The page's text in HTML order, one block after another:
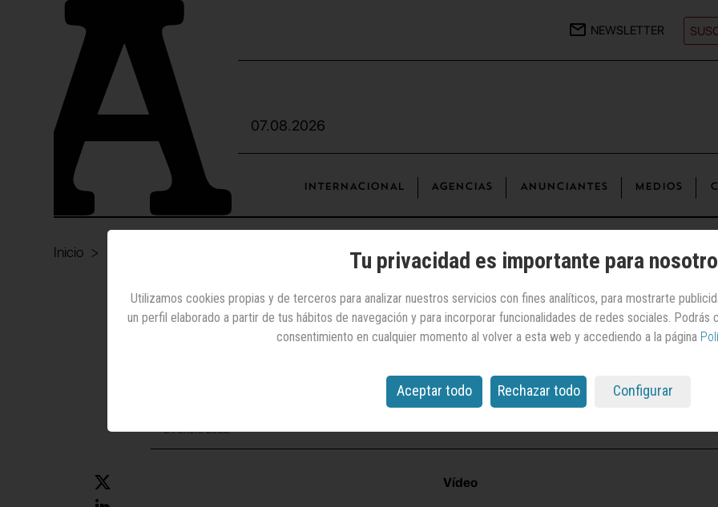
NEWSLETTER
07.08.2026
INTERNACIONAL AGENCIAS ANUNCIANTES MEDIOS
Inicio
Internet | Perfumería, cosmética e higiene
Yuyo Calm
24 enero 2022
Vídeo
Tu privacidad es importante para
Utilizamos cookies propias y de terceros para analizar nuestros servicios con fines analíticos, para mostrarte
un perfil elaborado a partir de tus hábitos de navegación y para incorporar funcionalidades de redes sociales.
consentimiento en cualquier momento al volver a esta web y accediendo a la página
Aceptar todo Rechazar todo Configurar